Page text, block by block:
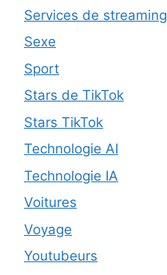
Services de streaming
Sexe
Sport
Stars de TikTok
Stars TikTok
Technologie AI
Technologie IA
Voitures
Voyage
Youtubeurs